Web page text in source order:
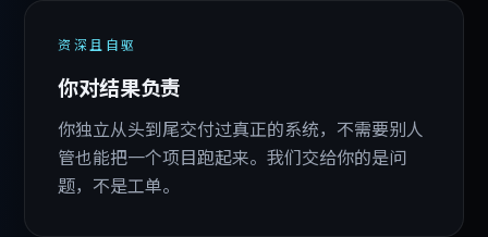
资深且自驱
你对结果负责
你独立从头到尾交付过真正的系统，不需要别人
管也能把一个项目跑起来。我们交给你的是问
题，不是工单。